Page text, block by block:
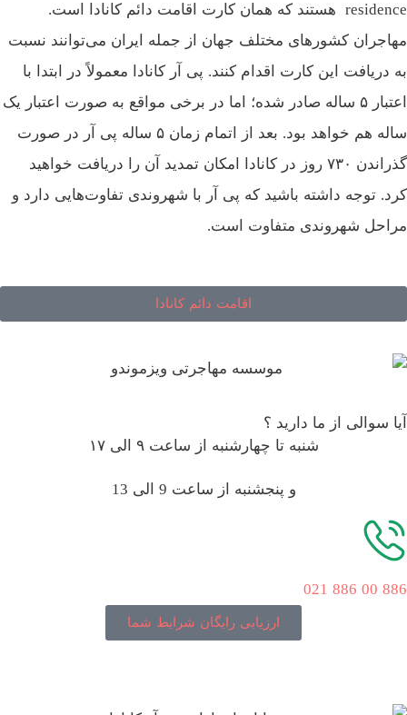
residence هستند که همان کارت اقامت دائم کانادا است.
مهاجران کشور‌های مختلف جهان از جمله ایران می‌توانند نسبت
به دریافت این کارت اقدام کنند. پی آر کانادا معمولاً در ابتدا با
اعتبار ۵ ساله صادر شده؛ اما در برخی مواقع به صورت اعتبار یک
ساله هم خواهد بود. بعد از اتمام زمان ۵ ساله پی آر در صورت
گذراندن ۷۳۰ روز در کانادا امکان تمدید آن را دریافت خواهید
کرد. توجه داشته باشید که پی آر با شهروندی تفاوت‌هایی دارد و
مراحل شهروندی متفاوت است.
اقامت دائم کانادا
آیا سوالی از ما دارید ؟
شنبه تا چهارشنبه از ساعت ۹ الی ۱۷
و پنجشنبه از ساعت 9 الی 13
886 00 886 021
ارزیابی رایگان شرایط شما